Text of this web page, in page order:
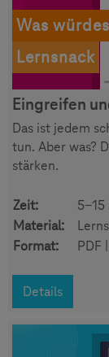
Was
Lernsnack
Eingreifen
Das ist jedem
tun. Aber was?
stärken.
Zeit:
5-15
Material:
Format:
PDF
Details